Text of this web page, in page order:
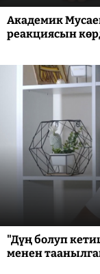
Академик
реакциясын
"Дүң болуп
менен